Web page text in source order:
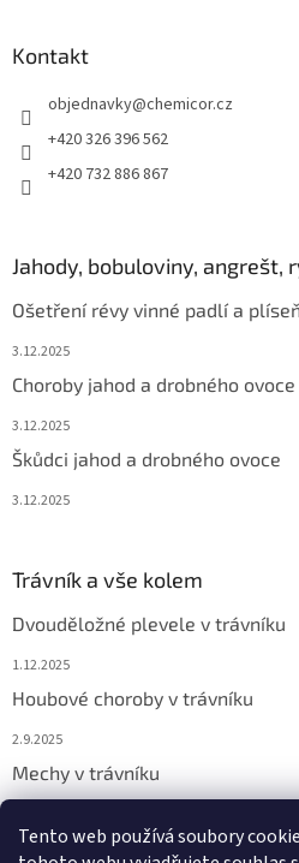
Tento web používá soubory
Kontakt
objednavky@chemicor.cz
+420 326 396 562
+420 732 886 867
Jahody, bobuloviny, angrešt,
Ošetření révy vinné padlí a plíseň
3.12.2025
Choroby jahod a drobného ovoce
3.12.2025
Škůdci jahod a drobného ovoce
3.12.2025
Trávník a vše kolem
Dvouděložné plevele v trávníku
1.12.2025
Houbové choroby v trávníku
2.9.2025
Mechy v trávníku